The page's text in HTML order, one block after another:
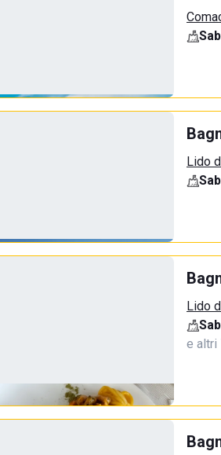
Lido
Lido
e altri